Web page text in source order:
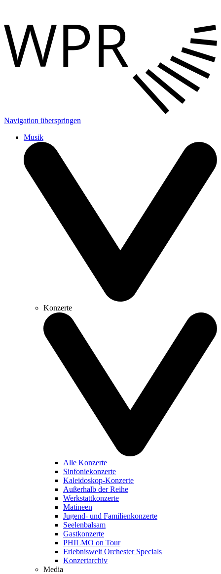
Navigation überspringen
Musik
Konzerte
Alle Konzerte
Sinfoniekonzerte
Kaleidoskop-Konzerte
Außerhalb der Reihe
Werkstattkonzerte
Matineen
Jugend- und Familienkonzerte
Seelenbalsam
Gastkonzerte
PHILMO on Tour
Erlebniswelt Orchester Specials
Konzertarchiv
Media